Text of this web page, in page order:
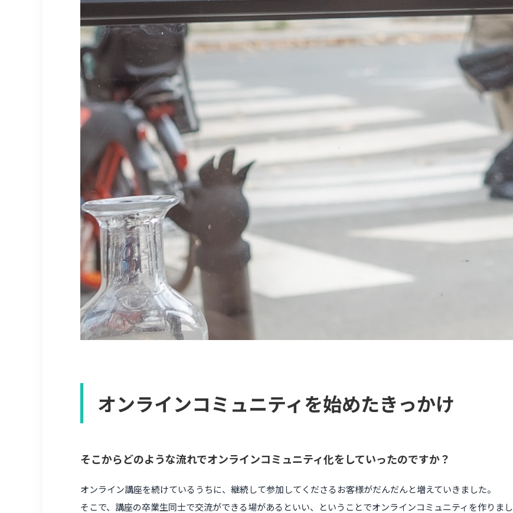
オンラインコミュニティを始めたきっかけ
そこからどのような流れでオンラインコミュニティ化をしていったのですか？
オンライン講座を続けているうちに、継続して参加してくださるお客様がだんだんと増えていきました。
そこで、講座の卒業生同士で交流ができる場があるといい、ということでオンラインコミュニティを作りまし